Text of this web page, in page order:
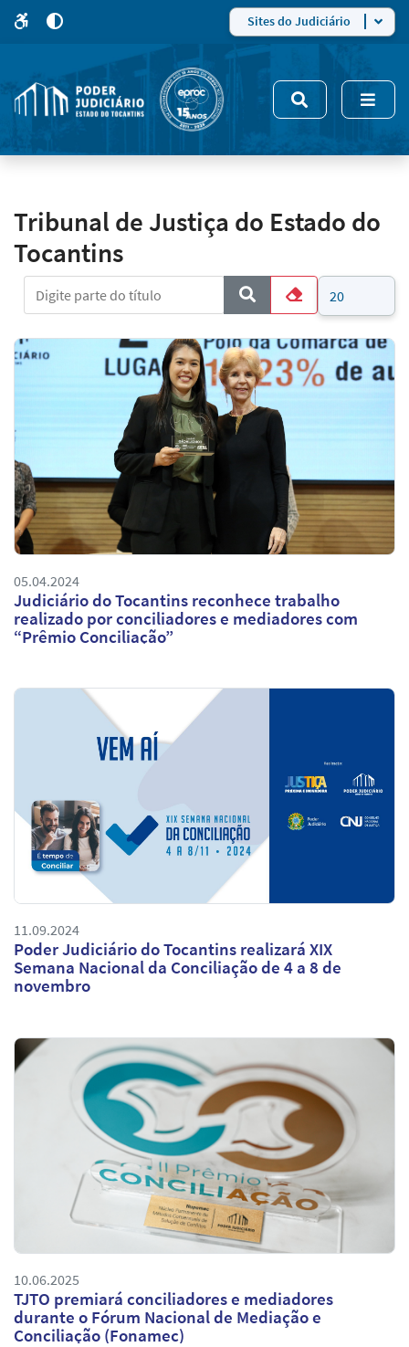
para
site
5
modo
de
alto
Sites do Judiciário
Tribunal de Justiça do Estado do
Tocantins
Digite parte do título
Limpar
Mostrar #
05.04.2024
Judiciário do Tocantins reconhece trabalho
realizado por conciliadores e mediadores com
“Prêmio Conciliação”
11.09.2024
Poder Judiciário do Tocantins realizará XIX
Semana Nacional da Conciliação de 4 a 8 de
novembro
10.06.2025
TJTO premiará conciliadores e mediadores
durante o Fórum Nacional de Mediação e
Conciliação (Fonamec)